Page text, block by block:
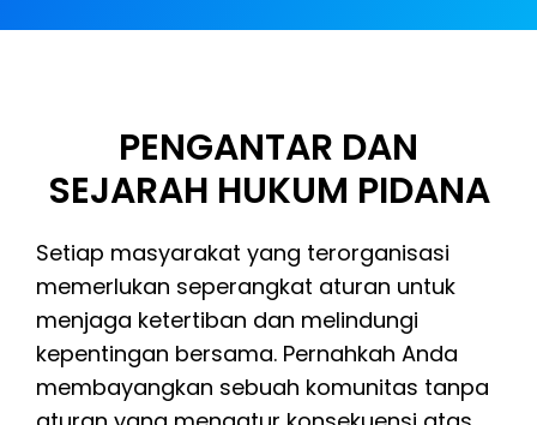
PENGANTAR DAN
SEJARAH HUKUM PIDANA
Setiap masyarakat yang terorganisasi
memerlukan seperangkat aturan untuk
menjaga ketertiban dan melindungi
kepentingan bersama. Pernahkah Anda
membayangkan sebuah komunitas tanpa